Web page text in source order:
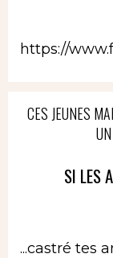
https://
CES JEUNES
SI LES
...castré tes